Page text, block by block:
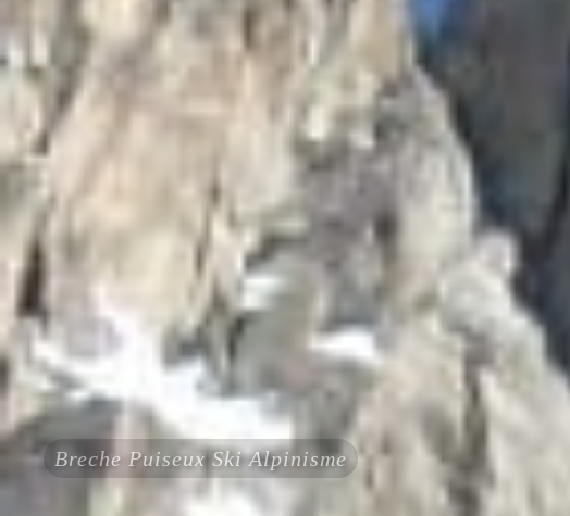
Breche Puiseux Ski Alpinisme